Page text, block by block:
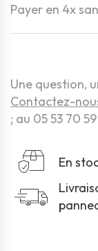
Payer en 4x
Une question,
Contactez-
: au 05 53 70
En